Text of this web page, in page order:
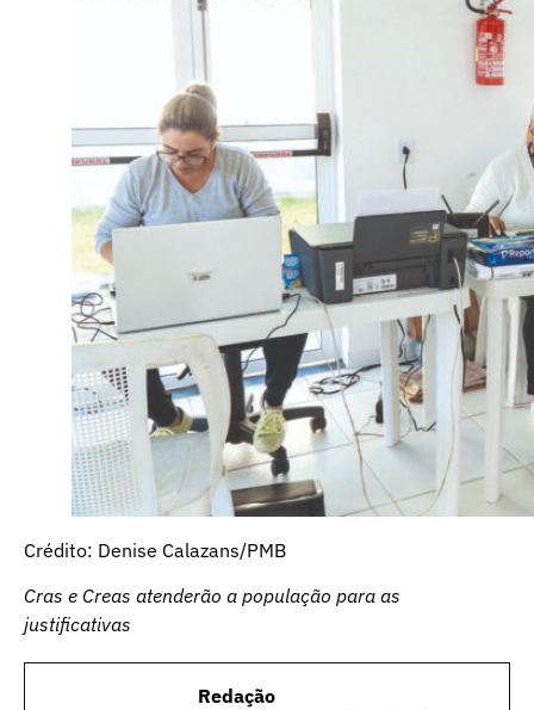
Crédito: Denise Calazans/PMB
Cras e Creas atenderão a população para as
justificativas
Redação